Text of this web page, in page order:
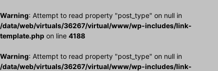
Warning: Attempt to read property "post_type" on null in
/data/web/virtuals/36267/virtual/www/wp-includes/link-
template.php on line 4188
Warning: Attempt to read property "post_type" on null in
/data/web/virtuals/36267/virtual/www/wp-includes/link-